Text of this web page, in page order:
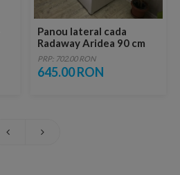
Panou lateral cada
Radaway Aridea 90 cm
PRP: 702.00 RON
645.00 RON